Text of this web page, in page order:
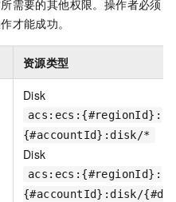
需要的其他权限。操作者必须
才能成功。
资源类型
Disk
acs:ecs:{#regionId}:
{#accountId}:disk/*
Disk
acs:ecs:{#regionId}:
{#accountId}:disk/